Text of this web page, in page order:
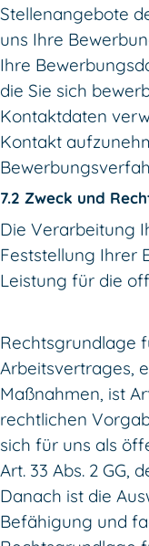
Stellenangebote
uns Ihre
Ihre
die Sie sich
Kontaktdaten
Kontakt
7.2 Zweck und
Die Verarbeitung
Feststellung Ihrer
Leistung für die
Rechtsgrundlage
Arbeitsvertrages,
Maßnahmen, ist
rechtlichen
sich für uns als
Art. 33 Abs. 2 GG,
Danach ist die
Befähigung und